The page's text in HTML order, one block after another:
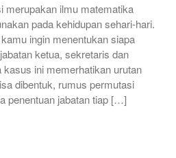
merupakan ilmu matematika
pada kehidupan sehari-hari.
ingin menentukan siapa
ketua, sekretaris dan
ini memerhatikan urutan
dibentuk, rumus permutasi
penentuan jabatan tiap […]